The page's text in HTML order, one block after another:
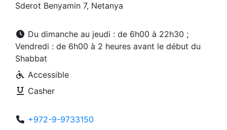
Sderot Benyamin 7, Netanya
Du dimanche au jeudi : de 6h00 à 22h30 ;
Vendredi : de 6h00 à 2 heures avant le début du
Shabbat
Accessible
Casher
+972-9-9733150